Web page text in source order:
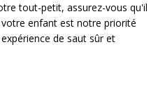
tout-petit, assurez-vous qu'il
enfant est notre priorité
de saut sûr et